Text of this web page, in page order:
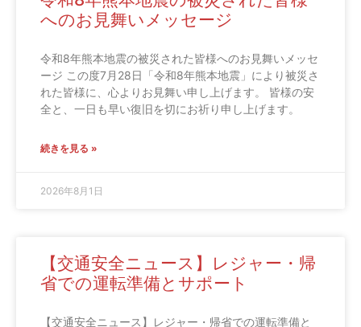
へのお見舞いメッセージ
令和8年熊本地震の被災された皆様へのお見舞いメッセ
ージ この度7月28日「令和8年熊本地震」により被災さ
れた皆様に、心よりお見舞い申し上げます。 皆様の安
全と、一日も早い復旧を切にお祈り申し上げます。
続きを見る »
2026年8月1日
【交通安全ニュース】レジャー・帰
省での運転準備とサポート
【交通安全ニュース】レジャー・帰省での運転準備と
↳ 勧誘方針
情報セキュリティ基本方針
お問合せ・ご質問
公式ウェブサイト